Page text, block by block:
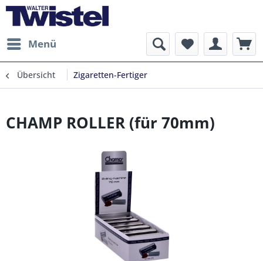
Menü
Übersicht Zigaretten-Fertiger
CHAMP ROLLER (für 70mm)